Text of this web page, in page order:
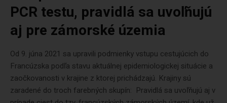
PCR testu, pravidlá sa uvoľňujú
aj pre zámorské územia
Od 9. júna 2021 sa upravili podmienky vstupu cestujúcich do
Francúzska podľa stavu aktuálnej epidemiologickej situácie a
zaočkovanosti v krajine z ktorej prichádzajú. Krajiny sú
zaradené do troch farebných skupín: Pravidlá sa uvoľňujú aj v